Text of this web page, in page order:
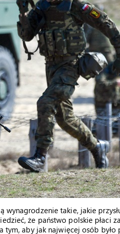
takie, jakie
że państwo polskie płaci
tym, aby jak najwięcej osób było